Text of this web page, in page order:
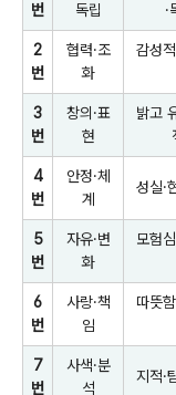
번
독립
·
2
번
협력·조
화
감성
3
번
창의·표
현
밝고
4
번
안정·체
계
성실·
5
번
자유·변
화
모험
6
번
사랑·책
임
따뜻
7
번
사색·분
석
지적·